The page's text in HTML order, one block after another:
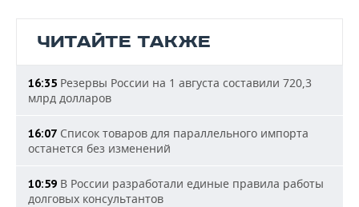
ЧИТАЙТЕ ТАКЖЕ
16:35 Резервы России на 1 августа составили 720,3
млрд долларов
16:07 Список товаров для параллельного импорта
останется без изменений
10:59 В России разработали единые правила работы
долговых консультантов